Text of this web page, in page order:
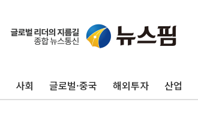
사회 글로벌·중국 해외투자 산업
포항시 재난예산